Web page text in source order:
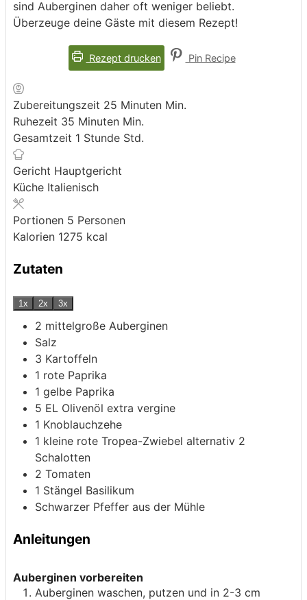
sind Auberginen daher oft weniger beliebt.
Überzeuge deine Gäste mit diesem Rezept!
Rezept drucken Pin Recipe
Zubereitungszeit 25 Minuten Min.
Ruhezeit 35 Minuten Min.
Gesamtzeit 1 Stunde Std.
Gericht Hauptgericht
Küche Italienisch
Portionen 5 Personen
Kalorien 1275 kcal
Zutaten
1x 2x 3x
2 mittelgroße Auberginen
Salz
3 Kartoffeln
1 rote Paprika
1 gelbe Paprika
5 EL Olivenöl extra vergine
1 Knoblauchzehe
1 kleine rote Tropea-Zwiebel alternativ 2
Schalotten
2 Tomaten
1 Stängel Basilikum
Schwarzer Pfeffer aus der Mühle
Anleitungen
Auberginen vorbereiten
Auberginen waschen, putzen und in 2-3 cm